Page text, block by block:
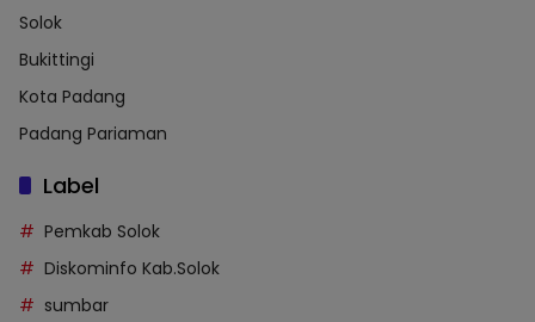
Solok
Bukittingi
Kota Padang
Padang Pariaman
Label
Pemkab Solok
Diskominfo Kab.Solok
sumbar